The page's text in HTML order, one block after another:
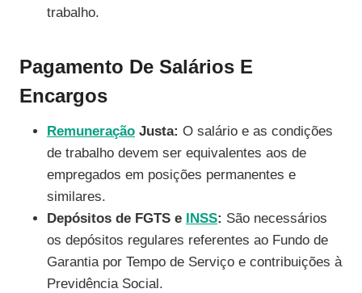
trabalho.
Pagamento De Salários E
Encargos
Remuneração Justa: O salário e as condições
de trabalho devem ser equivalentes aos de
empregados em posições permanentes e
similares.
Depósitos de FGTS e
INSS: São necessários
os depósitos regulares referentes ao Fundo de
Garantia por Tempo de Serviço e contribuições à
Previdência Social.